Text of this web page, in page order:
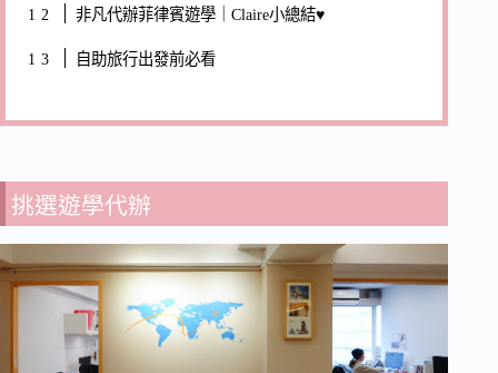
非凡代辦菲律賓遊學｜Claire小總結♥
自助旅行出發前必看
挑選遊學代辦